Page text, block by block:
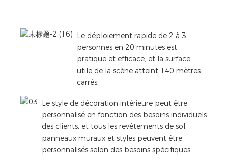
Le déploiement rapide de 2 à 3
personnes en 20 minutes est
pratique et efficace, et la surface
utile de la scène atteint 140 mètres
carrés.
Le style de décoration intérieure peut être
personnalisé en fonction des besoins individuels
des clients, et tous les revêtements de sol,
panneaux muraux et styles peuvent être
personnalisés selon des besoins spécifiques.